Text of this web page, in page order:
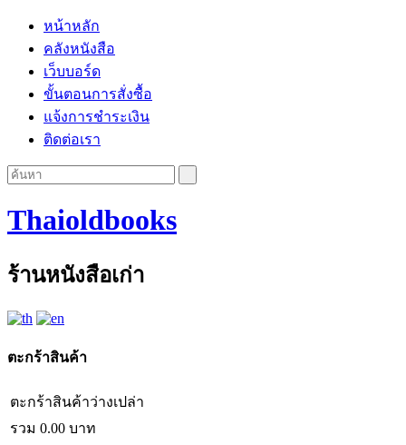
หน้าหลัก
คลังหนังสือ
เว็บบอร์ด
ขั้นตอนการสั่งซื้อ
แจ้งการชำระเงิน
ติดต่อเรา
Thaioldbooks
ร้านหนังสือเก่า
ตะกร้าสินค้า
ตะกร้าสินค้าว่างเปล่า
รวม 0.00 บาท